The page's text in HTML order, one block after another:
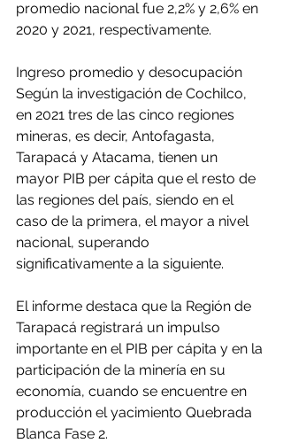
promedio nacional fue 2,2% y 2,6% en
2020 y 2021, respectivamente.
Ingreso promedio y desocupación
Según la investigación de Cochilco,
en 2021 tres de las cinco regiones
mineras, es decir, Antofagasta,
Tarapacá y Atacama, tienen un
mayor PIB per cápita que el resto de
las regiones del país, siendo en el
caso de la primera, el mayor a nivel
nacional, superando
significativamente a la siguiente.
El informe destaca que la Región de
Tarapacá registrará un impulso
importante en el PIB per cápita y en la
participación de la minería en su
economía, cuando se encuentre en
producción el yacimiento Quebrada
Blanca Fase 2.